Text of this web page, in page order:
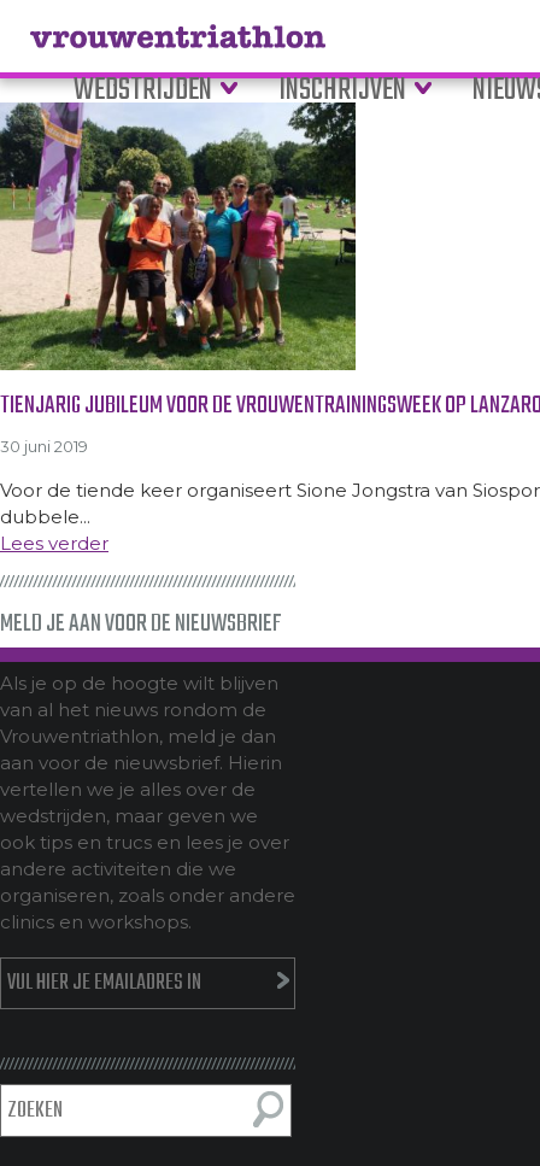
WEDSTRIJDEN INSCHRIJVEN
Tag Archive: trainingsweek
TIENJARIG JUBILEUM VOOR DE VROUWENTRAININGSWEEK OP
30 juni 2019
Voor de tiende keer organiseert Sione Jongstra van
dubbele...
Lees verder
MELD JE AAN VOOR DE NIEUWSBRIEF
Als je op de hoogte wilt blijven
van al het nieuws rondom de
Vrouwentriathlon, meld je dan
aan voor de nieuwsbrief. Hierin
vertellen we je alles over de
wedstrijden, maar geven we
ook tips en trucs en lees je over
andere activiteiten die we
organiseren, zoals onder andere
clinics en workshops.